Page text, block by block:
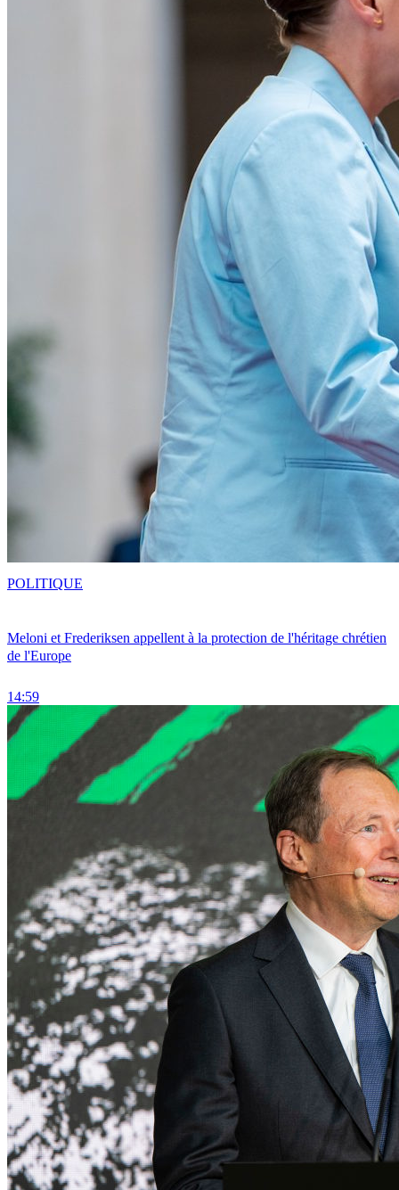
Meloni et Frederiksen appellent à la protection de l'héritage chrétien
de l'Europe
14:59
POLITIQUE